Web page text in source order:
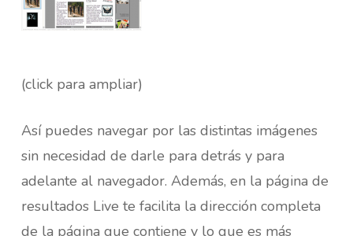
(click para ampliar)
Así puedes navegar por las distintas imágenes
sin necesidad de darle para detrás y para
adelante al navegador. Además, en la página de
resultados Live te facilita la dirección completa
de la página que contiene y lo que es más